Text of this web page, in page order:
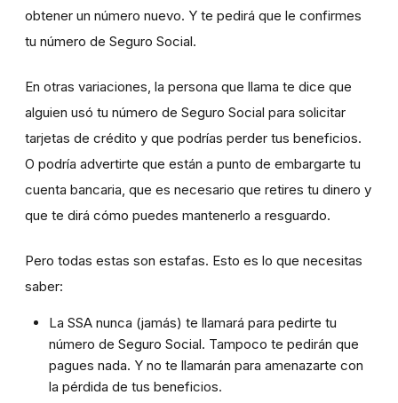
obtener un número nuevo. Y te pedirá que le confirmes
tu número de Seguro Social.
En otras variaciones, la persona que llama te dice que
alguien usó tu número de Seguro Social para solicitar
tarjetas de crédito y que podrías perder tus beneficios.
O podría advertirte que están a punto de embargarte tu
cuenta bancaria, que es necesario que retires tu dinero y
que te dirá cómo puedes mantenerlo a resguardo.
Pero todas estas son estafas. Esto es lo que necesitas
saber:
La SSA nunca (jamás) te llamará para pedirte tu
número de Seguro Social. Tampoco te pedirán que
pagues nada. Y no te llamarán para amenazarte con
la pérdida de tus beneficios.